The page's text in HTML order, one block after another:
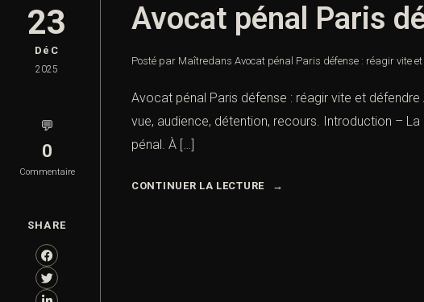
23
DéC
2025
💬
0
Commentaire
SHARE
Avocat pénal Paris
Posté par Maîtredans Avocat pénal Paris défense : réagir vite et
Avocat pénal Paris défense : réagir vite et
vue, audience, détention, recours. Introduction –
pénal. À […]
CONTINUER LA LECTURE